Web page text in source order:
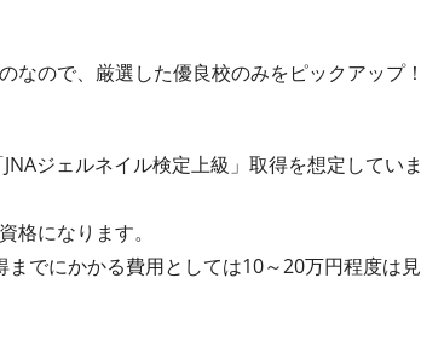
ので、厳選した優良校のみをピックアップ！
ジェルネイル検定上級」取得を想定していま
になります。
でにかかる費用としては10～20万円程度は見